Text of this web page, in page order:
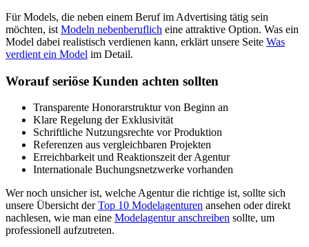
Für Models, die neben einem Beruf im Advertising tätig sein
möchten, ist Modeln nebenberuflich eine attraktive Option. Was ein
Model dabei realistisch verdienen kann, erklärt unsere Seite Was
verdient ein Model im Detail.
Worauf seriöse Kunden achten sollten
Transparente Honorarstruktur von Beginn an
Klare Regelung der Exklusivität
Schriftliche Nutzungsrechte vor Produktion
Referenzen aus vergleichbaren Projekten
Erreichbarkeit und Reaktionszeit der Agentur
Internationale Buchungsnetzwerke vorhanden
Wer noch unsicher ist, welche Agentur die richtige ist, sollte sich
unsere Übersicht derTop 10 Modelagenturen ansehen oder direkt
nachlesen, wie man eine Modelagentur anschreiben sollte, um
professionell aufzutreten.